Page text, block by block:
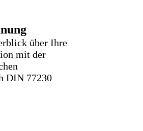
über Ihre
mit der
DIN 77230